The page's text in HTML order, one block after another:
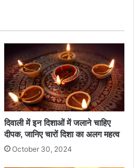
दिवाली में इन दिशाओं में जलाने चाहिए
दीपक, जानिए चारों दिशा का अलग महत्व
October 30, 2024